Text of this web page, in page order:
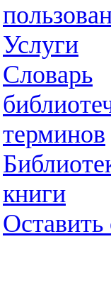
Услуги
Словарь
терминов
книги
Оставить